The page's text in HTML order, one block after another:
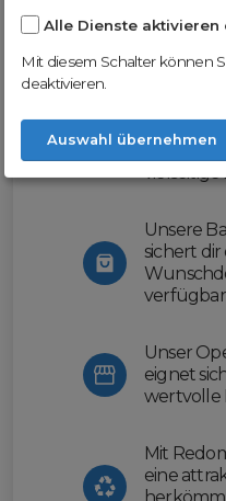
Nutze unsere
Unsere
sichert dir
Unser
eignet
wertvolle
Mit
eine
Alle Dienste
Mit diesem Schalter können
deaktivieren.
Auswahl übernehmen